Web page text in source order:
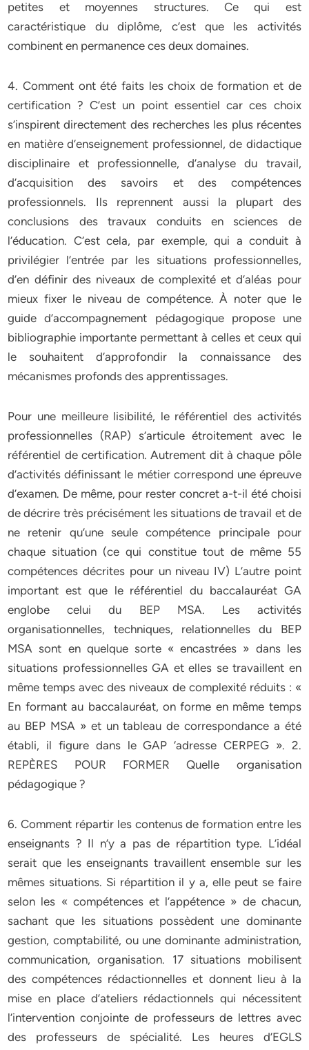
petites et moyennes structures. Ce qui est
caractéristique du diplôme, c’est que les activités
combinent en permanence ces deux domaines.
4. Comment ont été faits les choix de formation et de
certification ? C’est un point essentiel car ces choix
s’inspirent directement des recherches les plus récentes
en matière d’enseignement professionnel, de didactique
disciplinaire et professionnelle, d’analyse du travail,
d’acquisition des savoirs et des compétences
professionnels. Ils reprennent aussi la plupart des
conclusions des travaux conduits en sciences de
l’éducation. C’est cela, par exemple, qui a conduit à
privilégier l’entrée par les situations professionnelles,
d’en définir des niveaux de complexité et d’aléas pour
mieux fixer le niveau de compétence. À noter que le
guide d’accompagnement pédagogique propose une
bibliographie importante permettant à celles et ceux qui
le souhaitent d’approfondir la connaissance des
mécanismes profonds des apprentissages.
Pour une meilleure lisibilité, le référentiel des activités
professionnelles (RAP) s’articule étroitement avec le
référentiel de certification. Autrement dit à chaque pôle
d’activités définissant le métier correspond une épreuve
d’examen. De même, pour rester concret a-t-il été choisi
de décrire très précisément les situations de travail et de
ne retenir qu’une seule compétence principale pour
chaque situation (ce qui constitue tout de même 55
compétences décrites pour un niveau IV) L’autre point
important est que le référentiel du baccalauréat GA
englobe celui du BEP MSA. Les activités
organisationnelles, techniques, relationnelles du BEP
MSA sont en quelque sorte « encastrées » dans les
situations professionnelles GA et elles se travaillent en
même temps avec des niveaux de complexité réduits : «
En formant au baccalauréat, on forme en même temps
au BEP MSA » et un tableau de correspondance a été
établi, il figure dans le GAP ‘adresse CERPEG ». 2.
REPÈRES POUR FORMER Quelle organisation
pédagogique ?
6. Comment répartir les contenus de formation entre les
enseignants ? Il n’y a pas de répartition type. L’idéal
serait que les enseignants travaillent ensemble sur les
mêmes situations. Si répartition il y a, elle peut se faire
selon les « compétences et l’appétence » de chacun,
sachant que les situations possèdent une dominante
gestion, comptabilité, ou une dominante administration,
communication, organisation. 17 situations mobilisent
des compétences rédactionnelles et donnent lieu à la
mise en place d’ateliers rédactionnels qui nécessitent
l’intervention conjointe de professeurs de lettres avec
des professeurs de spécialité. Les heures d’EGLS